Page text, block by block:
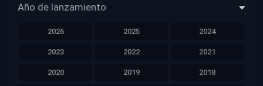
Año de lanzamiento
2026 2025 2024
2023 2022 2021
2020 2019 2018